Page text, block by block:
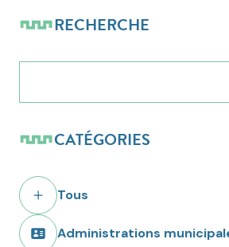
RECHERCHE
CATÉGORIES
Tous
Administrations